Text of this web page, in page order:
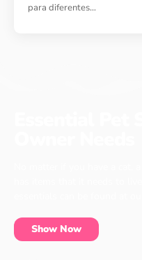
para diferentes…
Show Now